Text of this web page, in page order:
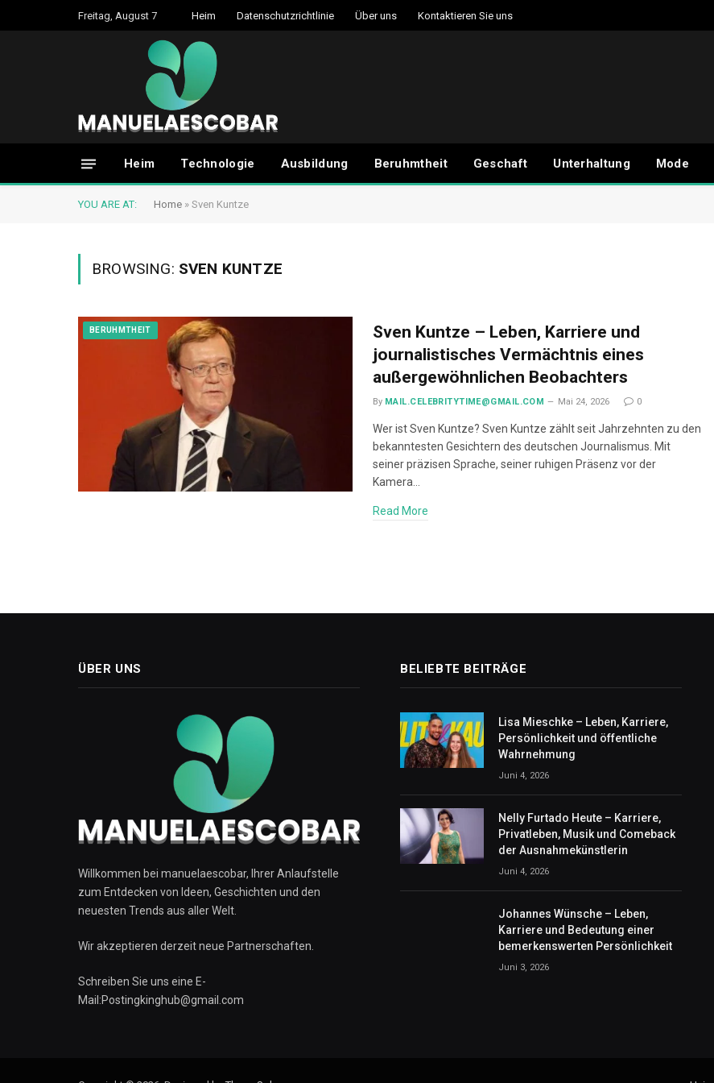
Freitag, August 7 Heim Datenschutzrichtlinie Über uns Kontaktieren Sie uns
Heim Technologie Ausbildung Beruhmtheit Geschaft Unterhaltung Mode
YOU ARE AT: Home » Sven Kuntze
BROWSING: SVEN KUNTZE
BERUHMTHEIT
Sven Kuntze – Leben, Karriere und
journalistisches Vermächtnis eines
außergewöhnlichen Beobachters
By MAIL.CELEBRITYTIME@GMAIL.COM Mai 24, 2026 0
Wer ist Sven Kuntze? Sven Kuntze zählt seit Jahrzehnten zu den
bekanntesten Gesichtern des deutschen Journalismus. Mit
seiner präzisen Sprache, seiner ruhigen Präsenz vor der
Kamera…
Read More
ÜBER UNS
Willkommen bei manuelaescobar, Ihrer Anlaufstelle
zum Entdecken von Ideen, Geschichten und den
neuesten Trends aus aller Welt.
Wir akzeptieren derzeit neue Partnerschaften.
Schreiben Sie uns eine E-
Mail:Postingkinghub@gmail.com
BELIEBTE BEITRÄGE
Lisa Mieschke – Leben, Karriere,
Persönlichkeit und öffentliche
Wahrnehmung
Juni 4, 2026
Nelly Furtado Heute – Karriere,
Privatleben, Musik und Comeback
der Ausnahmekünstlerin
Juni 4, 2026
Johannes Wünsche – Leben,
Karriere und Bedeutung einer
bemerkenswerten Persönlichkeit
Juni 3, 2026